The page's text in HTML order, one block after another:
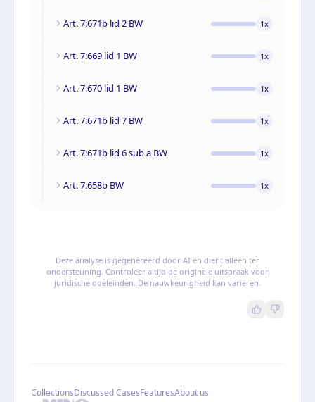
Art. 7:671b lid 2 BW 1x
Art. 7:669 lid 1 BW 1x
Art. 7:670 lid 1 BW 1x
Art. 7:671b lid 7 BW 1x
Art. 7:671b lid 6 sub a BW 1x
Art. 7:658b BW 1x
Deze analyse is gegenereerd door AI en dient alleen ter
ondersteuning. Controleer altijd de originele uitspraak voor
juridische doeleinden. De nauwkeurigheid kan variëren.
CollectionsDiscussed CasesFeaturesAbout us